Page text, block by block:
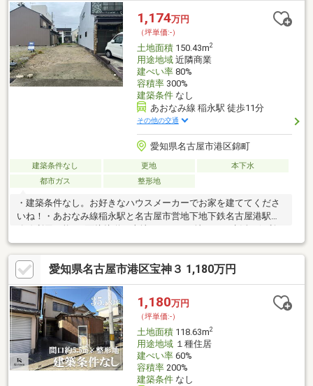
1,174万円
（坪単価:-）
土地面積150.43m2
用途地域近隣商業
建ぺい率80%
容積率300%
建築条件なし
あおなみ線 稲永駅 徒歩11分
その他の交通
愛知県名古屋市港区錦町
建築条件なし 更地
本下水
都市ガス
整形地
・建築条件なし。お好きなハウスメーカーでお家を建ててくださ
いね！・あおなみ線稲永駅と名古屋市営地下地下鉄名古屋港駅の2
スーパー ドラッグストア ホームセンターが近隣にあります・
名古屋市立港南中学校502m・名古屋市立稲永小学校242m・隣接
した土地も販売中です。本土地と併せると約80坪の大きな土地に
なります
愛知県名古屋市港区宝神３ 1,180万円
1,180万円
（坪単価:-）
土地面積118.63m2
用途地域１種住居
建ぺい率60%
容積率200%
建築条件なし